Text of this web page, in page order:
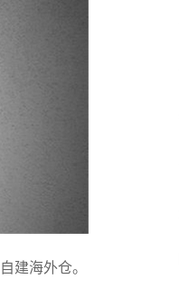
建海外仓。